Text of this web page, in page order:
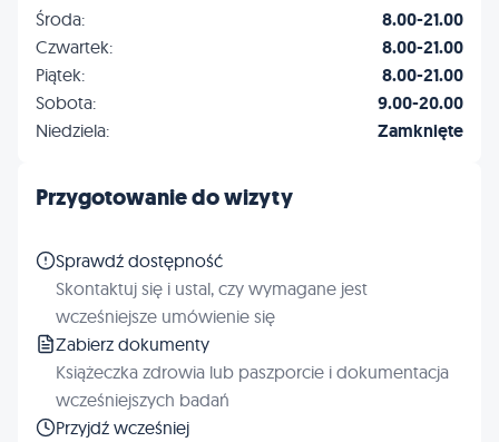
Środa: 8.00-21.00
Czwartek: 8.00-21.00
Piątek: 8.00-21.00
Sobota: 9.00-20.00
Niedziela: Zamknięte
Przygotowanie do wizyty
Sprawdź dostępność
Skontaktuj się i ustal, czy wymagane jest
wcześniejsze umówienie się
Zabierz dokumenty
Książeczka zdrowia lub paszporcie i dokumentacja
wcześniejszych badań
Przyjdź wcześniej